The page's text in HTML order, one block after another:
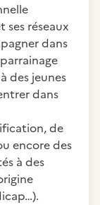
ses réseaux
dans
des jeunes
dans
de
encore des
à des